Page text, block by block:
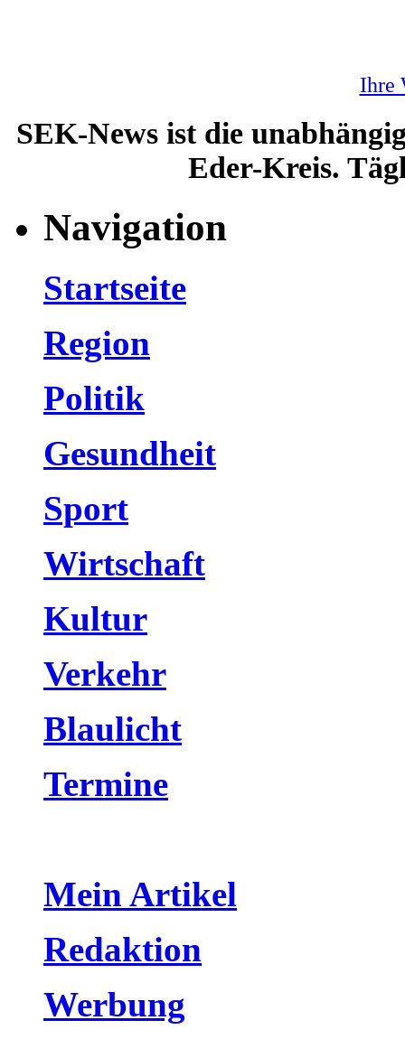
Ihre
SEK-News ist die
Eder-Kreis.
Navigation
Startseite
Region
Politik
Gesundheit
Sport
Wirtschaft
Kultur
Verkehr
Blaulicht
Termine
Mein Artikel
Redaktion
Werbung